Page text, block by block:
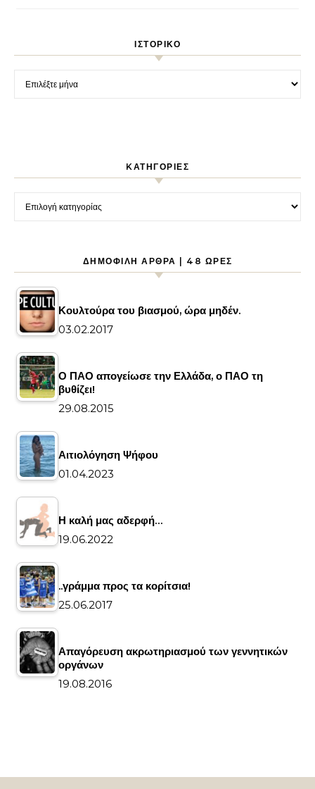
ΙΣΤΟΡΙΚΌ
KΑΤΗΓΟΡΊΕΣ
ΔΗΜΟΦΙΛΉ ΆΡΘΡΑ | 48 ΏΡΕΣ
Κουλτούρα του βιασμού, ώρα μηδέν.
03.02.2017
Ο ΠΑΟ απογείωσε την Ελλάδα, ο ΠΑΟ τη
βυθίζει!
29.08.2015
Αιτιολόγηση Ψήφου
01.04.2023
Η καλή μας αδερφή…
19.06.2022
..γράμμα προς τα κορίτσια!
25.06.2017
Απαγόρευση ακρωτηριασμού των γεννητικών
οργάνων
19.08.2016